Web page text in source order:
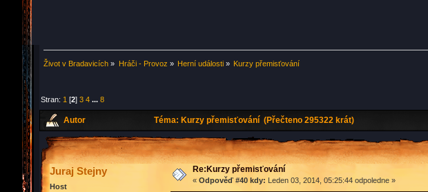
Život v Bradavicích » Hráči - Provoz » Herní události» Kurzy přemisťování
Stran: 1 [2]3 4 ...8
Autor Téma: Kurzy přemisťování (Přečteno 295322 krát)
Juraj Stejny
Host
Re:Kurzy přemisťování
« Odpověď #40 kdy: Leden 03, 2014, 05:25:44 odpoledne »